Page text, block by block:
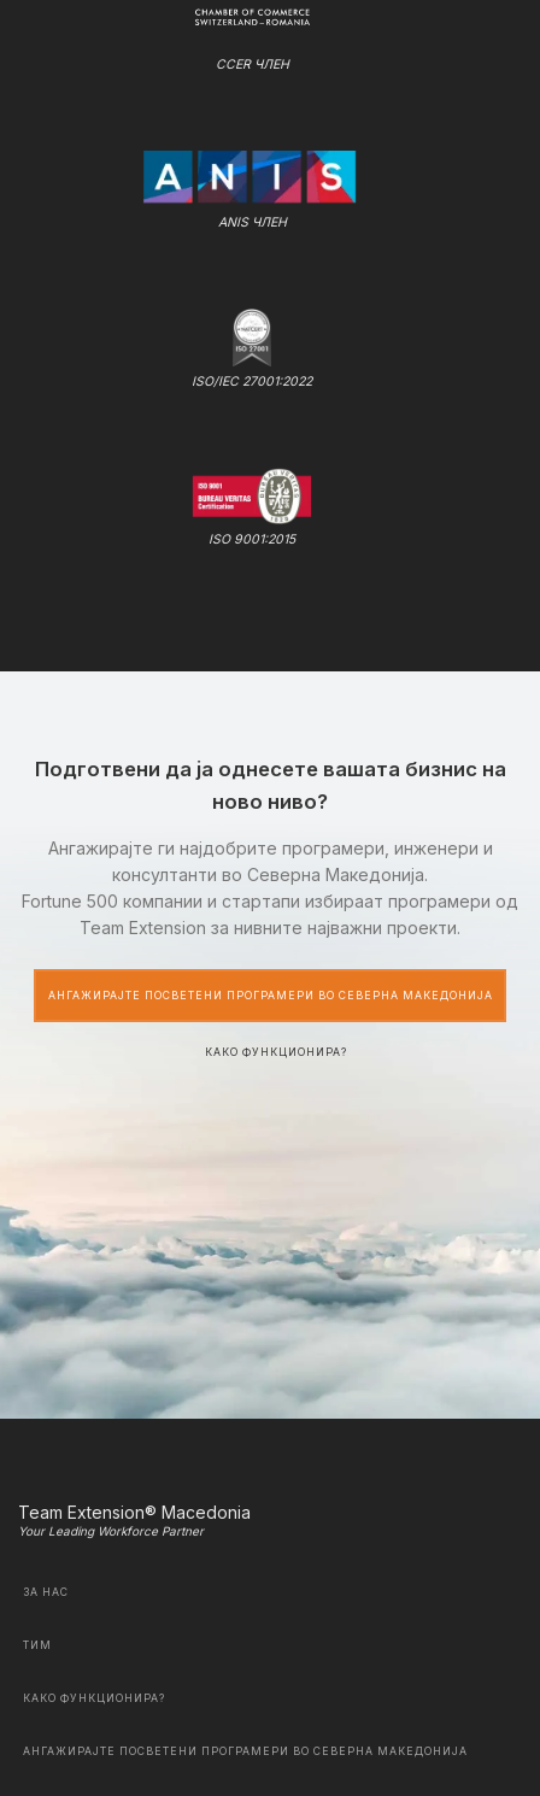
CCER ЧЛЕН
ANIS ЧЛЕН
ISO/IEC 27001:2022
ISO 9001:2015
Подготвени да ја однесете вашата бизнис на
ново ниво?
Ангажирајте ги најдобрите програмери, инженери и
консултанти во Северна Македонија.
Fortune 500 компании и стартапи избираат програмери од
Team Extension за нивните најважни проекти.
АНГАЖИРАЈТЕ ПОСВЕТЕНИ ПРОГРАМЕРИ ВО СЕВЕРНА МАКЕДОНИЈА
КАКО ФУНКЦИОНИРА?
Team Extension® Macedonia
Your Leading Workforce Partner
ЗА НАС
ТИМ
КАКО ФУНКЦИОНИРА?
АНГАЖИРАЈТЕ ПОСВЕТЕНИ ПРОГРАМЕРИ ВО СЕВЕРНА МАКЕДОНИЈА